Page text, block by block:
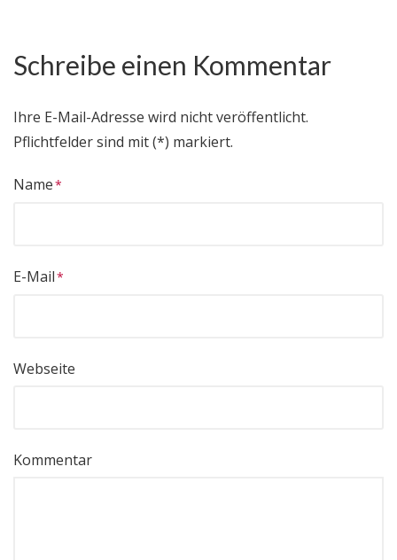
Schreibe einen Kommentar
Ihre E-Mail-Adresse wird nicht veröffentlicht.
Pflichtfelder sind mit (*) markiert.
Name
E-Mail
Webseite
Kommentar